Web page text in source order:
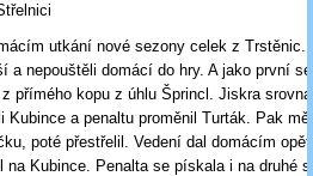
utkání nové sezony celek z Trstěnic.
a nepouštěli domácí do hry. A jako první
přímého kopu z úhlu Šprincl. Jiskra
Kubince a penaltu proměnil Turták. Pak
poté přestřelil. Vedení dal domácím
Kubince. Penalta se pískala i na druhé